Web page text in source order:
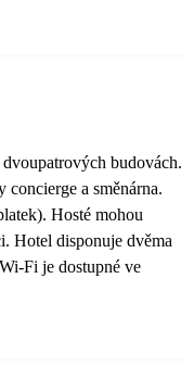
budovách.
a směnárna.
Hosté mohou
Hotel disponuje dvěma
Fi je dostupné ve